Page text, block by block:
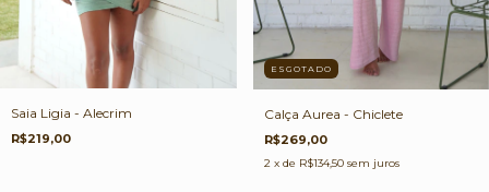
Saia Ligia - Alecrim
R$219,00
ESGOTADO
Calça Aurea - Chiclete
R$269,00
2 x de R$134,50 sem juros